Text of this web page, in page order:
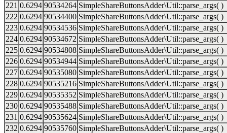
221 0.6294 90534264 SimpleShareButtonsAdder\Util::parse_args( )
222 0.6294 90534400 SimpleShareButtonsAdder\Util::parse_args( )
223 0.6294 90534536 SimpleShareButtonsAdder\Util::parse_args( )
224 0.6294 90534672 SimpleShareButtonsAdder\Util::parse_args( )
225 0.6294 90534808 SimpleShareButtonsAdder\Util::parse_args( )
226 0.6294 90534944 SimpleShareButtonsAdder\Util::parse_args( )
227 0.6294 90535080 SimpleShareButtonsAdder\Util::parse_args( )
228 0.6294 90535216 SimpleShareButtonsAdder\Util::parse_args( )
229 0.6294 90535352 SimpleShareButtonsAdder\Util::parse_args( )
230 0.6294 90535488 SimpleShareButtonsAdder\Util::parse_args( )
231 0.6294 90535624 SimpleShareButtonsAdder\Util::parse_args( )
232 0.6294 90535760 SimpleShareButtonsAdder\Util::parse_args( )